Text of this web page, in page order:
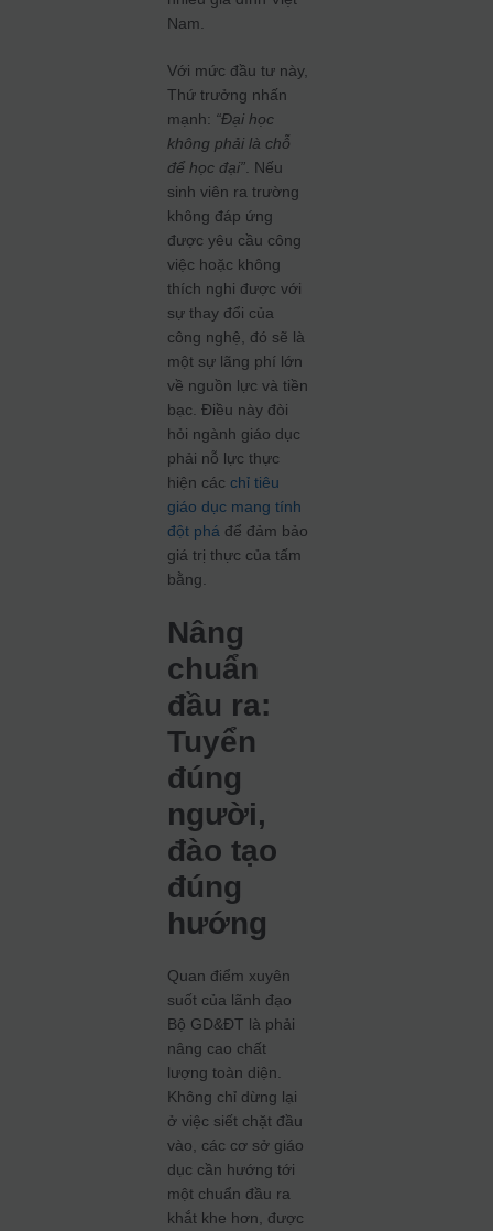
Nam.
Với mức đầu tư này,
Thứ trưởng nhấn
mạnh: “Đại học
không phải là chỗ
để học đại” . Nếu
sinh viên ra trường
không đáp ứng
được yêu cầu công
việc hoặc không
thích nghi được với
sự thay đổi của
công nghệ, đó sẽ là
một sự lãng phí lớn
về nguồn lực và tiền
bạc. Điều này đòi
hỏi ngành giáo dục
phải nỗ lực thực
hiện cácchỉ tiêu
giáo dục mang tính
đột phá để đảm bảo
giá trị thực của tấm
bằng.
Nâng
chuẩn
đầu ra:
Tuyển
đúng
người,
đào tạo
đúng
hướng
Quan điểm xuyên
suốt của lãnh đạo
Bộ GD&ĐT là phải
nâng cao chất
lượng toàn diện.
Không chỉ dừng lại
ở việc siết chặt đầu
vào, các cơ sở giáo
dục cần hướng tới
một chuẩn đầu ra
khắt khe hơn, được